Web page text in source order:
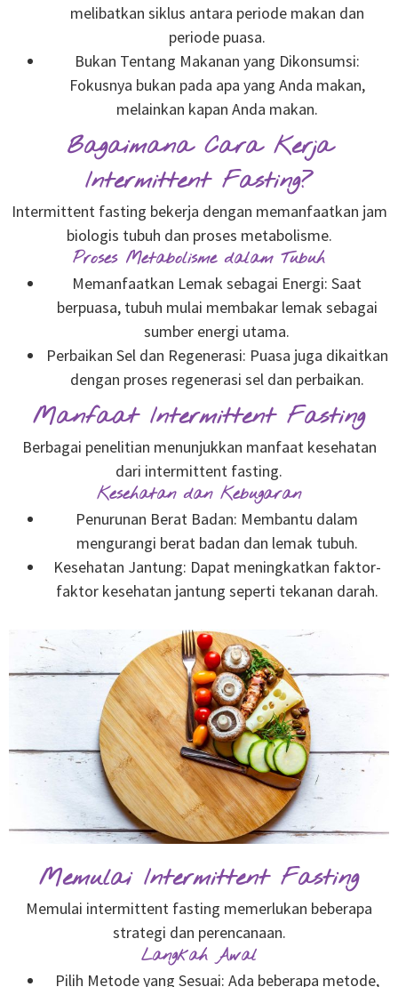
melibatkan siklus antara periode makan dan
periode puasa.
Bukan Tentang Makanan yang Dikonsumsi:
Fokusnya bukan pada apa yang Anda makan,
melainkan kapan Anda makan.
Bagaimana Cara Kerja
Intermittent Fasting?
Intermittent fasting bekerja dengan memanfaatkan jam
biologis tubuh dan proses metabolisme.
Proses Metabolisme dalam Tubuh
Memanfaatkan Lemak sebagai Energi: Saat
berpuasa, tubuh mulai membakar lemak sebagai
sumber energi utama.
Perbaikan Sel dan Regenerasi: Puasa juga dikaitkan
dengan proses regenerasi sel dan perbaikan.
Manfaat Intermittent Fasting
Berbagai penelitian menunjukkan manfaat kesehatan
dari intermittent fasting.
Kesehatan dan Kebugaran
Penurunan Berat Badan: Membantu dalam
mengurangi berat badan dan lemak tubuh.
Kesehatan Jantung: Dapat meningkatkan faktor-
faktor kesehatan jantung seperti tekanan darah.
Memulai Intermittent Fasting
Memulai intermittent fasting memerlukan beberapa
strategi dan perencanaan.
Langkah Awal
Pilih Metode yang Sesuai: Ada beberapa metode,